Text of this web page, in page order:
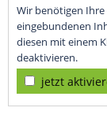
Wir benötigen
eingebundenen
diesen mit einem
deaktivieren.
jetzt